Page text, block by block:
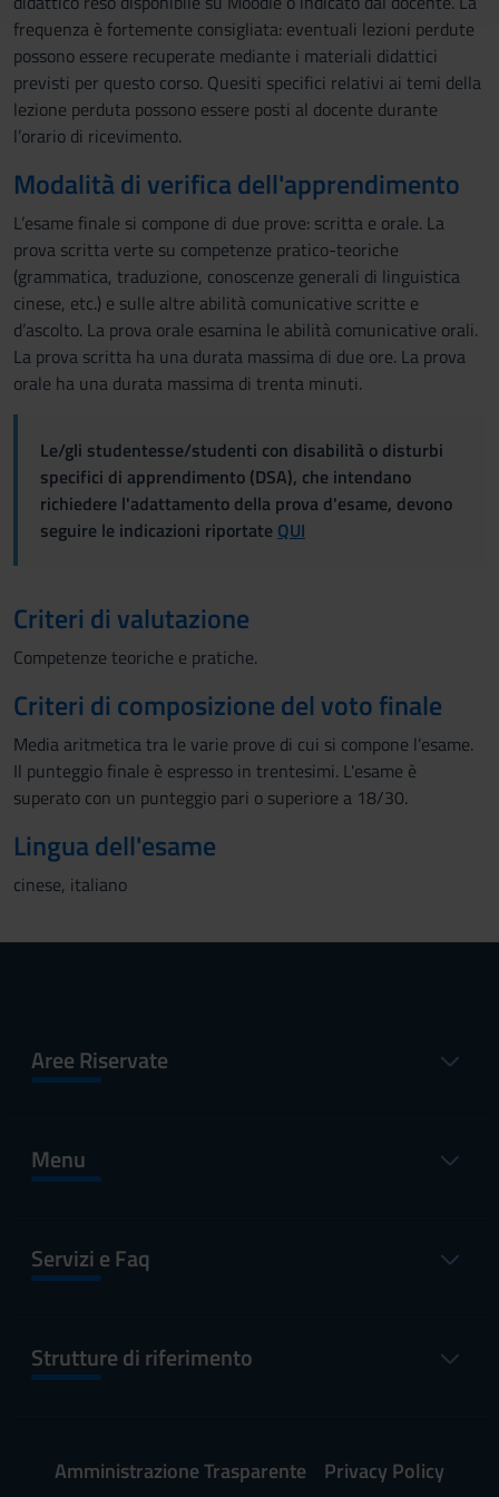
con altre informazioni che hai fornito loro o che hanno
raccolto dal tuo utilizzo dei loro servizi.
frequenza è fortemente consigliata: eventuali lezioni perdute
possono essere recuperate mediante i materiali didattici
previsti per questo corso. Quesiti specifici relativi ai temi della
lezione perduta possono essere posti al docente durante
l’orario di ricevimento.
Modalità di verifica dell'apprendimento
L’esame finale si compone di due prove: scritta e orale. La
prova scritta verte su competenze pratico-teoriche
(grammatica, traduzione, conoscenze generali di linguistica
cinese, etc.) e sulle altre abilità comunicative scritte e
d’ascolto. La prova orale esamina le abilità comunicative orali.
La prova scritta ha una durata massima di due ore. La prova
orale ha una durata massima di trenta minuti.
Le/gli studentesse/studenti con disabilità o disturbi
specifici di apprendimento (DSA), che intendano
richiedere l'adattamento della prova d'esame, devono
seguire le indicazioni riportate QUI
Criteri di valutazione
Competenze teoriche e pratiche.
Criteri di composizione del voto finale
Media aritmetica tra le varie prove di cui si compone l’esame.
Il punteggio finale è espresso in trentesimi. L'esame è
superato con un punteggio pari o superiore a 18/30.
Lingua dell'esame
cinese, italiano
Aree Riservate
Menu
Servizi e Faq
Strutture di riferimento
Amministrazione Trasparente Privacy Policy